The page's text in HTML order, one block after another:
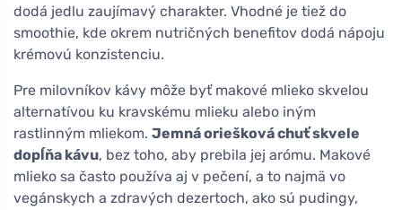
dodá jedlu zaujímavý charakter. Vhodné je tiež do
smoothie, kde okrem nutričných benefitov dodá nápoju
krémovú konzistenciu.
Pre milovníkov kávy môže byť makové mlieko skvelou
alternatívou ku kravskému mlieku alebo iným
rastlinným mliekom. Jemná oriešková chuť skvele
dopĺňa kávu, bez toho, aby prebila jej arómu. Makové
mlieko sa často používa aj v pečení, a to najmä vo
vegánskych a zdravých dezertoch, ako sú pudingy,